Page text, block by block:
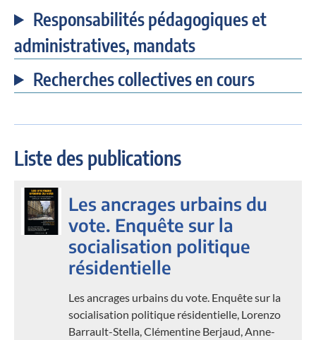
Responsabilités pédagogiques et
administratives, mandats
Recherches collectives en cours
Liste des publications
Les ancrages urbains du
vote. Enquête sur la
socialisation politique
résidentielle
Les ancrages urbains du vote. Enquête sur la
socialisation politique résidentielle, Lorenzo
Barrault-Stella, Clémentine Berjaud, Anne-